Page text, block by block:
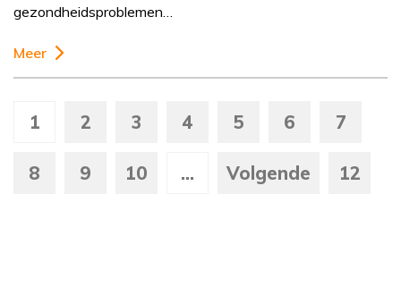
gezondheidsproblemen…
Meer
1 2 3 4 5 6 7
8 9 10 ... Volgende 12